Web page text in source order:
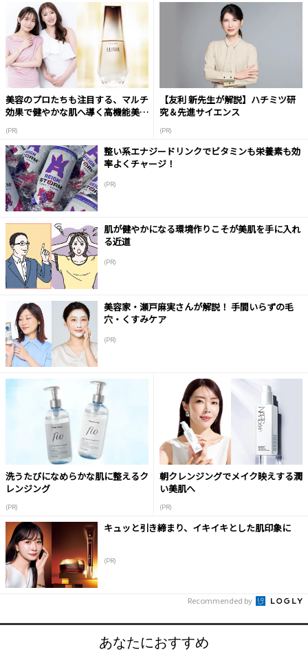
美容のプロたちも注目する、マルチ
効果で健やかな肌へ導く高機能美容
(PR)
【友利 新先生が解説】ハチミツ研
究＆先進サイエンス
(PR)
整い系エナジードリンクでビタミンも栄養素も効
率よくチャージ！
(PR)
肌が健やかになる環境作りこそが美肌を手に入れ
る近道
(PR)
美容家・瀬戸麻実さんが解説！ 手間いらずの毛
穴・くすみケア
(PR)
洗うたびになめらかな肌に整えるク
レンジング
(PR)
朝クレンジングでメイク映えする潤
い美肌へ
(PR)
キュッと引き締まり、イキイキとした肌印象に
(PR)
Recommended by
あなたにおすすめ